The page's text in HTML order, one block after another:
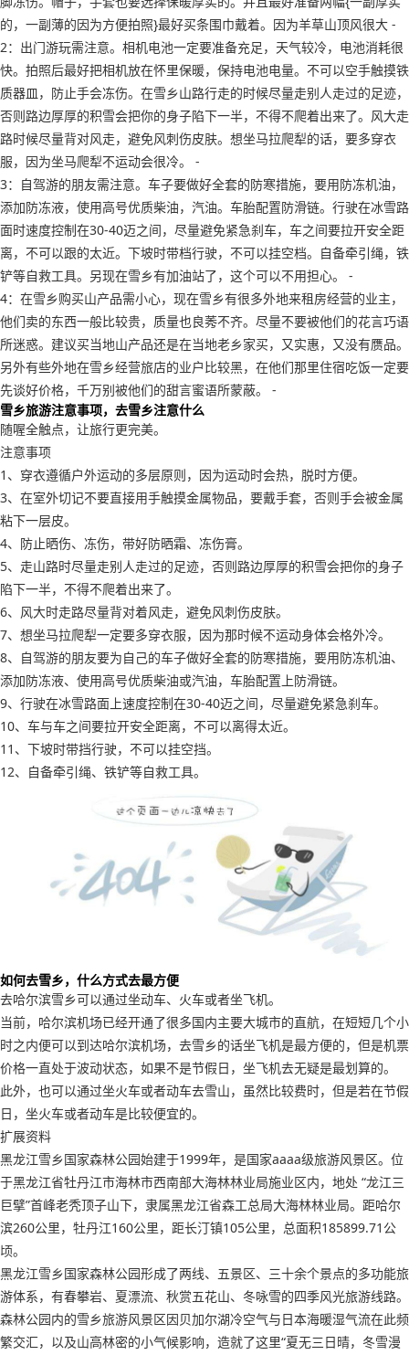
的，一副薄的因为方便拍照}最好买条围巾戴着。因为羊草山顶风很大 -
2：出门游玩需注意。相机电池一定要准备充足，天气较冷，电池消耗很
快。拍照后最好把相机放在怀里保暖，保持电池电量。不可以空手触摸铁
质器皿，防止手会冻伤。在雪乡山路行走的时候尽量走别人走过的足迹，
否则路边厚厚的积雪会把你的身子陷下一半，不得不爬着出来了。风大走
路时候尽量背对风走，避免风刺伤皮肤。想坐马拉爬犁的话，要多穿衣
服，因为坐马爬犁不运动会很冷。 -
3：自驾游的朋友需注意。车子要做好全套的防寒措施，要用防冻机油，
添加防冻液，使用高号优质柴油，汽油。车胎配置防滑链。行驶在冰雪路
面时速度控制在30-40迈之间，尽量避免紧急刹车，车之间要拉开安全距
离，不可以跟的太近。下坡时带档行驶，不可以挂空档。自备牵引绳，铁
铲等自救工具。另现在雪乡有加油站了，这个可以不用担心。 -
4：在雪乡购买山产品需小心，现在雪乡有很多外地来租房经营的业主，
他们卖的东西一般比较贵，质量也良莠不齐。尽量不要被他们的花言巧语
所迷惑。建议买当地山产品还是在当地老乡家买，又实惠，又没有赝品。
另外有些外地在雪乡经营旅店的业户比较黑，在他们那里住宿吃饭一定要
先谈好价格，千万别被他们的甜言蜜语所蒙蔽。 -
雪乡旅游注意事项，去雪乡注意什么
随喔全触点，让旅行更完美。
注意事项
1、穿衣遵循户外运动的多层原则，因为运动时会热，脱时方便。
3、在室外切记不要直接用手触摸金属物品，要戴手套，否则手会被金属
粘下一层皮。
4、防止晒伤、冻伤，带好防晒霜、冻伤膏。
5、走山路时尽量走别人走过的足迹，否则路边厚厚的积雪会把你的身子
陷下一半，不得不爬着出来了。
6、风大时走路尽量背对着风走，避免风刺伤皮肤。
7、想坐马拉爬犁一定要多穿衣服，因为那时候不运动身体会格外冷。
8、自驾游的朋友要为自己的车子做好全套的防寒措施，要用防冻机油、
添加防冻液、使用高号优质柴油或汽油，车胎配置上防滑链。
9、行驶在冰雪路面上速度控制在30-40迈之间，尽量避免紧急刹车。
10、车与车之间要拉开安全距离，不可以离得太近。
11、下坡时带挡行驶，不可以挂空挡。
12、自备牵引绳、铁铲等自救工具。
如何去雪乡，什么方式去最方便
去哈尔滨雪乡可以通过坐动车、火车或者坐飞机。
当前，哈尔滨机场已经开通了很多国内主要大城市的直航，在短短几个小
时之内便可以到达哈尔滨机场，去雪乡的话坐飞机是最方便的，但是机票
价格一直处于波动状态，如果不是节假日，坐飞机去无疑是最划算的。
此外，也可以通过坐火车或者动车去雪山，虽然比较费时，但是若在节假
日，坐火车或者动车是比较便宜的。
扩展资料
黑龙江雪乡国家森林公园始建于1999年，是国家aaaa级旅游风景区。位
于黑龙江省牡丹江市海林市西南部大海林林业局施业区内，地处 “龙江三
巨擘”首峰老秃顶子山下，隶属黑龙江省森工总局大海林林业局。距哈尔
滨260公里，牡丹江160公里，距长汀镇105公里，总面积185899.71公
顷。
黑龙江雪乡国家森林公园形成了两线、五景区、三十余个景点的多功能旅
游体系，有春攀岩、夏漂流、秋赏五花山、冬咏雪的四季风光旅游线路。
森林公园内的雪乡旅游风景区因贝加尔湖冷空气与日本海暖湿气流在此频
繁交汇，以及山高林密的小气候影响，造就了这里“夏无三日晴，冬雪漫